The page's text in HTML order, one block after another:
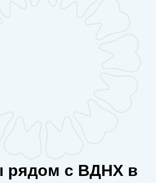
рядом с ВДНХ в